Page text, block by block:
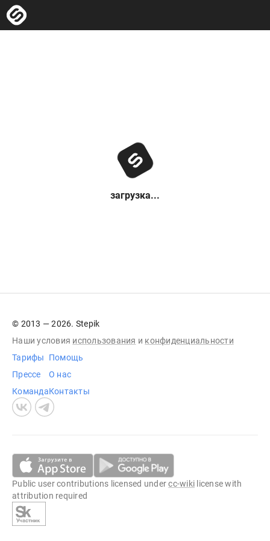
загрузка...
© 2013 — 2026. Stepik
Наши условия использования и конфиденциальности
Тарифы
Прессе
Команда
Помощь
О нас
Контакты
Public user contributions licensed undercc-wiki license with
attribution required